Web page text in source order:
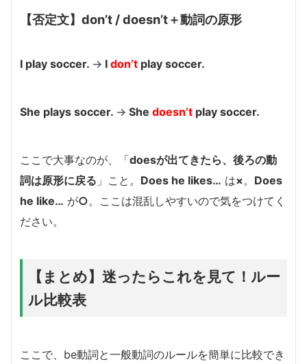
【否定文】don’t / doesn’t＋動詞の原形
I play soccer. → I don’t play soccer.
She plays soccer. → She doesn’t play soccer.
ここで大事なのが、「doesが出てきたら、後ろの動
詞は原形に戻る 」こと。 Does he likes… は×。 Does
he like… が○。ここは混乱しやすいので気をつけてく
ださい。
【まとめ】迷ったらこれを見て！ルー
ル比較表
ここで、be動詞と一般動詞のルールを簡単に比較でき